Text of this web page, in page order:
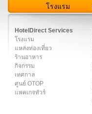
โรงแรม
HotelDirect Services
โรงแรม
แหล่งท่องเที่ยว
ร้านอาหาร
กิจกรรม
เทศกาล
ศูนย์ OTOP
แพคเกจทัวร์